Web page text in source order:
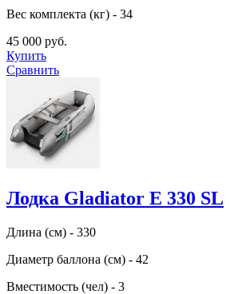
Вес комплекта (кг) - 34
45 000 руб.
Купить
Сравнить
Лодка Gladiator E 330 SL
Длина (см) - 330
Диаметр баллона (см) - 42
Вместимость (чел) - 3